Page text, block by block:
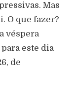
Mas
O que fazer?
véspera
este dia
de